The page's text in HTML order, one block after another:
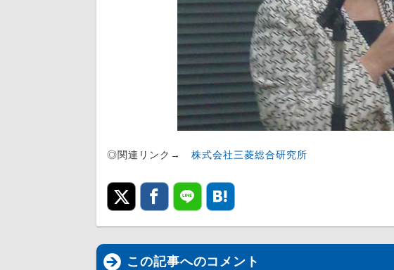
◎関連リンク→ 株式会社三菱総合研究所
この記事へのコメント